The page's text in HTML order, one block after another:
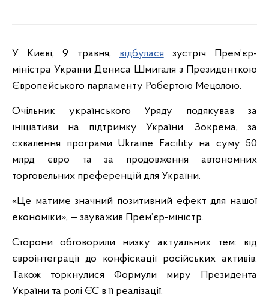
У Києві, 9 травня, відбулася зустріч Прем’єр-
міністра України Дениса Шмигаля з Президенткою
Європейського парламенту Робертою Мецолою.
Очільник українського Уряду подякував за
ініціативи на підтримку України. Зокрема, за
схвалення програми Ukraine Facility на суму 50
млрд євро та за продовження автономних
торговельних преференцій для України.
«Це матиме значний позитивний ефект для нашої
економіки», — зауважив Прем’єр-міністр.
Сторони обговорили низку актуальних тем: від
євроінтеграції до конфіскації російських активів.
Також торкнулися Формули миру Президента
України та ролі ЄС в її реалізації.